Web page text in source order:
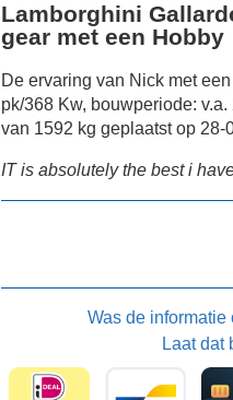
Lamborghini
gear met een Hobby
De ervaring van Nick met
pk/368 Kw, bouwperiode:
van 1592 kg geplaatst op 28-
IT is absolutely the best i
Was de informatie
Laat dat